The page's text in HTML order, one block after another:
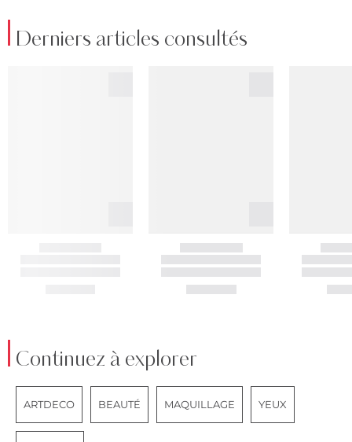
Derniers articles consultés
Continuez à explorer
ARTDECO BEAUTÉ MAQUILLAGE YEUX